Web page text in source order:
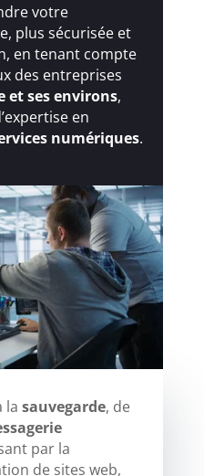
votre
plus sécurisée et
en tenant compte
des entreprises
et ses environs,
en
numériques.
la sauvegarde, de
par la
de sites web,